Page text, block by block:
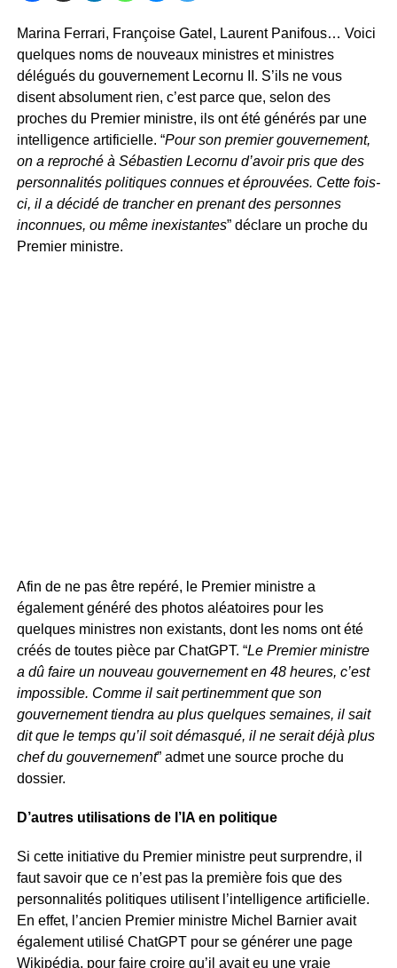
Marina Ferrari, Françoise Gatel, Laurent Panifous… Voici
quelques noms de nouveaux ministres et ministres
délégués du gouvernement Lecornu II. S’ils ne vous
disent absolument rien, c’est parce que, selon des
proches du Premier ministre, ils ont été générés par une
intelligence artificielle. “Pour son premier gouvernement,
on a reproché à Sébastien Lecornu d’avoir pris que des
personnalités politiques connues et éprouvées. Cette fois-
ci, il a décidé de trancher en prenant des personnes
inconnues, ou même inexistantes” déclare un proche du
Premier ministre.
Afin de ne pas être repéré, le Premier ministre a
également généré des photos aléatoires pour les
quelques ministres non existants, dont les noms ont été
créés de toutes pièce par ChatGPT. “Le Premier ministre
a dû faire un nouveau gouvernement en 48 heures, c’est
impossible. Comme il sait pertinemment que son
gouvernement tiendra au plus quelques semaines, il sait
dit que le temps qu’il soit démasqué, il ne serait déjà plus
chef du gouvernement” admet une source proche du
dossier.
D’autres utilisations de l’IA en politique
Si cette initiative du Premier ministre peut surprendre, il
faut savoir que ce n’est pas la première fois que des
personnalités politiques utilisent l’intelligence artificielle.
En effet, l’ancien Premier ministre Michel Barnier avait
également utilisé ChatGPT pour se générer une page
Wikipédia, pour faire croire qu’il avait eu une vraie